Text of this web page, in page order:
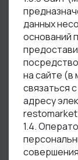
данных
оснований
на сайте
связаться
адресу
1.4.